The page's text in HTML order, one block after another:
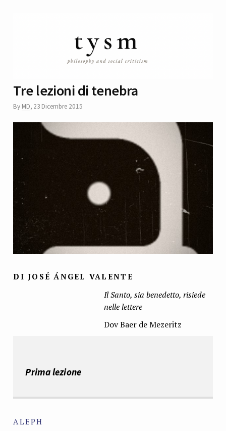
Tre lezioni di tenebra
By MD, 23 Dicembre 2015
DI JOSÉ ÁNGEL VALENTE
Il Santo, sia benedetto, risiede
nelle lettere
Dov Baer de Mezeritz
Prima lezione
ALEPH